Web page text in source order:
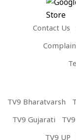
Contact Us
TV9 Bharatvarsh
TV9 Gujarati
TV9 UP